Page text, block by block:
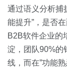
通过语义分析捕
能提升”，是否
B2B软件企业的
淀，团队90%的
线，而在”功能